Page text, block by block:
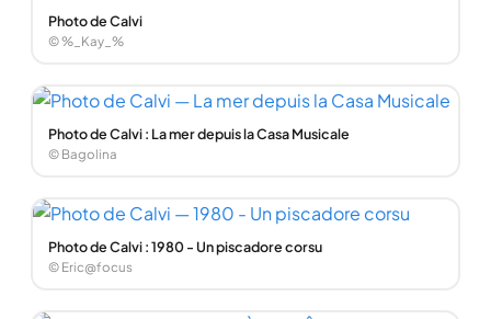
Photo de Calvi
© %_Kay_%
Photo de Calvi : La mer depuis la Casa Musicale
© Bagolina
Photo de Calvi : 1980 - Un piscadore corsu
© Eric@focus